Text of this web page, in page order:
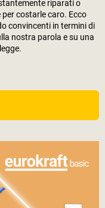
riparati o
costarle caro. Ecco
convincenti in termini di
nostra parola e su una